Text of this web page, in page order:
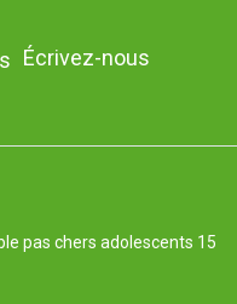
Écrivez-nous
pas chers adolescents 15